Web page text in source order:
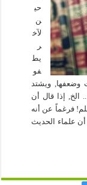
حي
ن
لآخ
ر
يط
فو
وضعفها, ويشتد
الخ, إذا قال أن
فرغماً عن أنه
علماء الحديث